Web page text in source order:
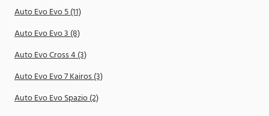
Auto Evo Evo 5 (11)
Auto Evo Evo 3 (8)
Auto Evo Cross 4 (3)
Auto Evo Evo 7 Kairos (3)
Auto Evo Evo Spazio (2)